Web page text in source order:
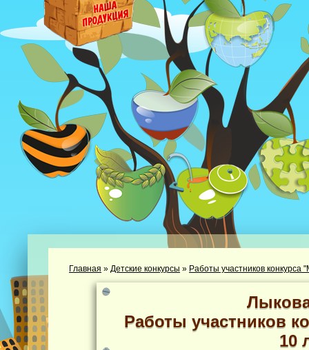
Главная » Детские конкурсы » Работы участников конкурса
Работы участников
10